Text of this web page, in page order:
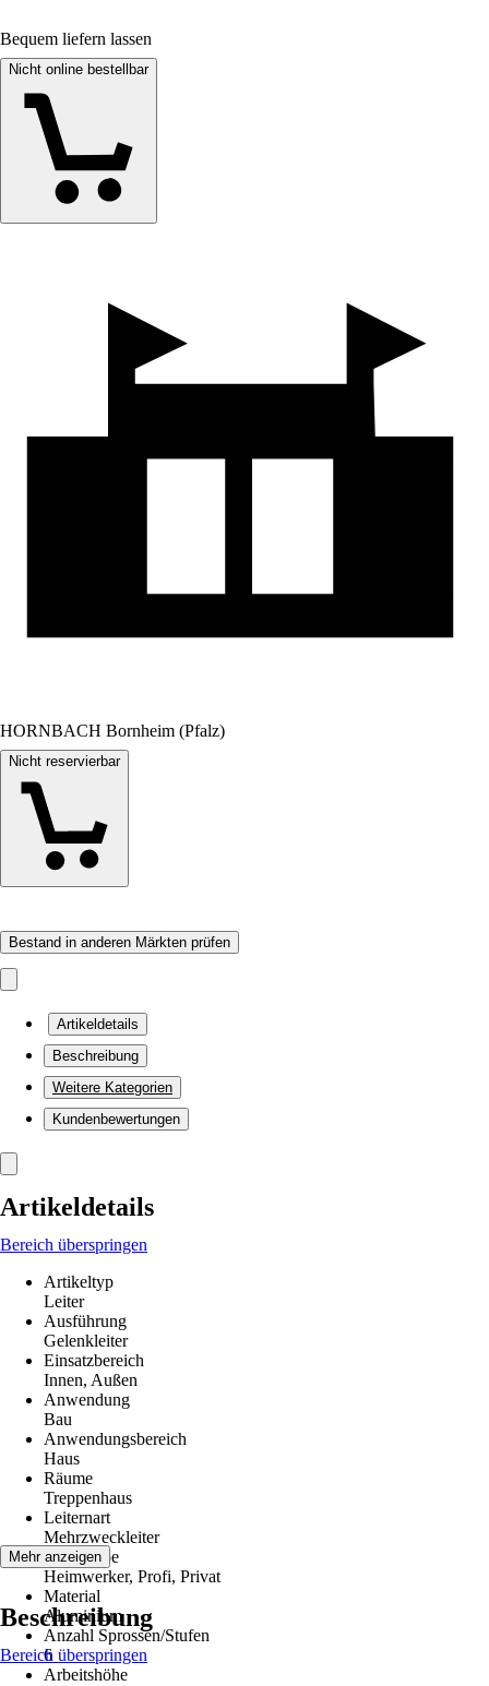
Bequem liefern lassen
Nicht online bestellbar
HORNBACH Bornheim (Pfalz)
Nicht reservierbar
Bestand in anderen Märkten prüfen
Artikeldetails
Beschreibung
Weitere Kategorien
Kundenbewertungen
Artikeldetails
Bereich überspringen
Artikeltyp
Leiter
Ausführung
Gelenkleiter
Einsatzbereich
Innen, Außen
Anwendung
Bau
Anwendungsbereich
Haus
Räume
Treppenhaus
Leiternart
Mehrzweckleiter
Zielgruppe
Heimwerker, Profi, Privat
Material
Aluminium
Anzahl Sprossen/Stufen
6
Arbeitshöhe
Mehr anzeigen
Beschreibung
Bereich überspringen